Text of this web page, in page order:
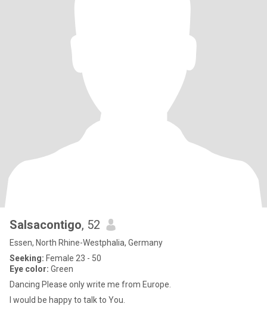
Salsacontigo, 52
Essen, North Rhine-Westphalia, Germany
Seeking: Female 23 - 50
Eye color: Green
Dancing Please only write me from Europe.
I would be happy to talk to You.